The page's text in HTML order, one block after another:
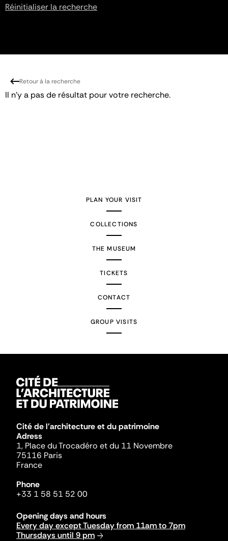
Réinitialiser la recherche
Retour à la recherche
Il n'y a pas de résultat pour votre recherche.
PLAN YOUR VISIT
COLLECTIONS
THE MUSEUM
TICKETS
CONTACT
GROUP VISITS
Cité de l'architecture et du patrimoine
Adress
1, Place du Trocadéro et du 11 Novembre
75116 Paris
France
Phone
+33 1 58 51 52 00
Opening days and hours
Every day except Tuesday from 11am to 7pm
Thursdays until 9 pm